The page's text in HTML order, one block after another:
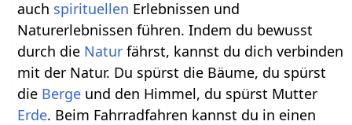
auch spirituellen Erlebnissen und
Naturerlebnissen führen. Indem du bewusst
durch die Natur fährst, kannst du dich verbinden
mit der Natur. Du spürst die Bäume, du spürst
die Berge und den Himmel, du spürst Mutter
Erde. Beim Fahrradfahren kannst du in einen